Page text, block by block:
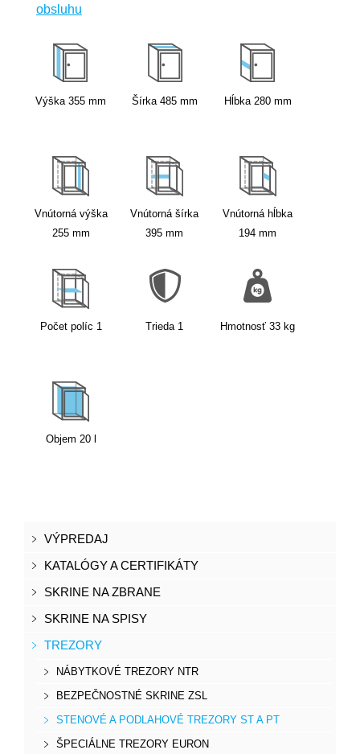
obsluhu
Výška 355 mm Šírka 485 mm Hĺbka 280 mm
Vnútorná výška
255 mm
Vnútorná šírka
395 mm
Vnútorná hĺbka
194 mm
Počet políc 1 Trieda 1 Hmotnosť 33 kg
Objem 20
VÝPREDAJ
KATALÓGY A CERTIFIKÁTY
SKRINE NA ZBRANE
SKRINE NA SPISY
TREZORY
NÁBYTKOVÉ TREZORY NTR
BEZPEČNOSTNÉ SKRINE ZSL
STENOVÉ A PODLAHOVÉ TREZORY ST A PT
ŠPECIÁLNE TREZORY EURON